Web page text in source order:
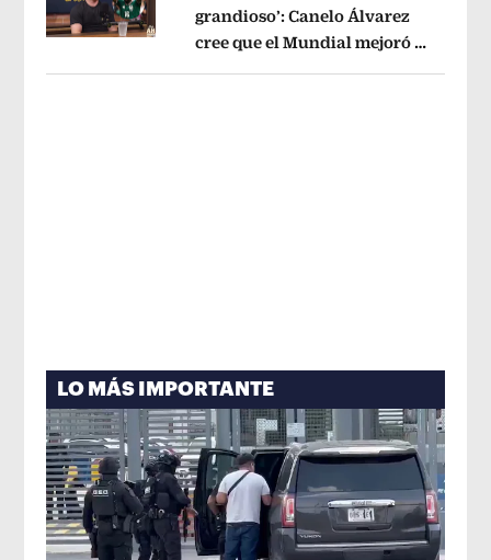
Opens in new window
grandioso’: Canelo Álvarez
cree que el Mundial mejoró la
LO MÁS IMPORTANTE